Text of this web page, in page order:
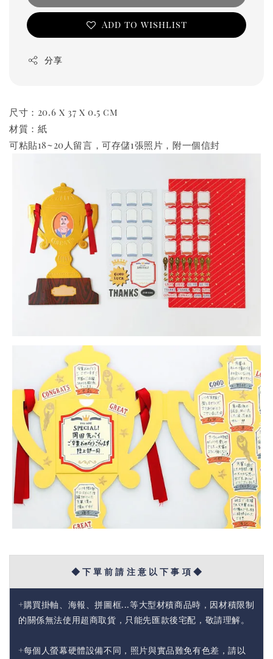
Add to wishlist
分享
尺寸：20.6 x 37 x 0.5 cm
材質：紙
可粘貼18~20人留言，可存儲1張照片，附一個信封
◆ 下 單 前 請 注 意 以 下 事 項 ◆
+購買掛軸、海報、拼圖框...等大型材積商品時，因材積限制
的關係無法使用超商取貨，只能先匯款後宅配，敬請理解。
+每個人螢幕硬體設備不同，照片與實品難免有色差，請以